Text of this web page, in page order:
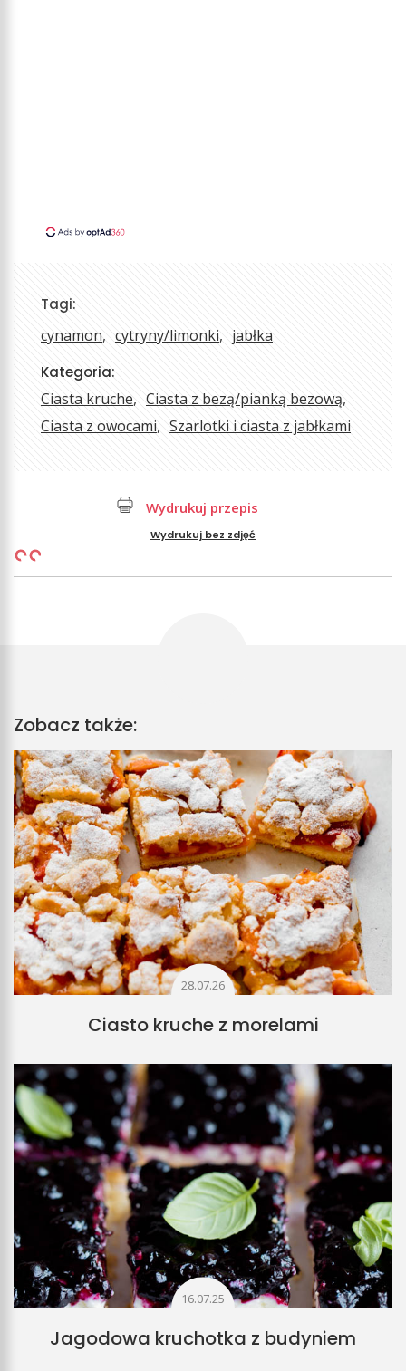
Tagi:
cynamon cytryny/limonki jabłka
Kategoria:
Ciasta kruche
Ciasta z bezą/pianką bezową
Ciasta z owocami
Szarlotki i ciasta z jabłkami
Wydrukuj przepis
Wydrukuj bez zdjęć
Zobacz także:
28.07.26
Ciasto kruche z morelami
16.07.25
Jagodowa kruchotka z budyniem